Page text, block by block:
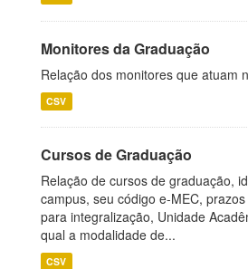
Monitores da Graduação
Relação dos monitores que atuam
CSV
Cursos de Graduação
Relação de cursos de graduação,
campus, seu código e-MEC,
para integralização, Unidade
qual a modalidade de...
CSV